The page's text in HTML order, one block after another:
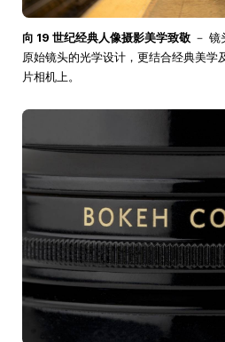
向 19 世纪经典人像摄影美学致敬 －
原始镜头的光学设计，更结合经典美学
片相机上。